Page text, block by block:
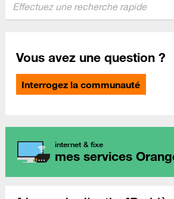
Vous avez une question ?
Interrogez la communauté
internet & fixe
mes services